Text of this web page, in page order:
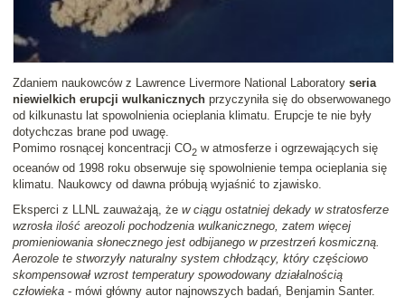
Zdaniem naukowców z Lawrence Livermore National Laboratory seria
niewielkich erupcji wulkanicznych przyczyniła się do obserwowanego
od kilkunastu lat spowolnienia ocieplania klimatu. Erupcje te nie były
dotychczas brane pod uwagę.
Pomimo rosnącej koncentracji CO2 w atmosferze i ogrzewających się
oceanów od 1998 roku obserwuje się spowolnienie tempa ocieplania się
klimatu. Naukowcy od dawna próbują wyjaśnić to zjawisko.
Eksperci z LLNL zauważają, że w ciągu ostatniej dekady w stratosferze
wzrosła ilość areozoli pochodzenia wulkanicznego, zatem więcej
promieniowania słonecznego jest odbijanego w przestrzeń kosmiczną.
Aerozole te stworzyły naturalny system chłodzący, który częściowo
skompensował wzrost temperatury spowodowany działalnością
człowieka - mówi główny autor najnowszych badań, Benjamin Santer.